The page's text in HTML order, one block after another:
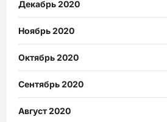
Декабрь 2020
Ноябрь 2020
Октябрь 2020
Сентябрь 2020
Август 2020